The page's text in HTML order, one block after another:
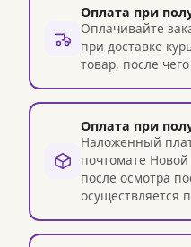
Оплата при
Оплачивайте
при доставке
товар, после
Оплата при
Наложенный
почтомате
после осмотра
осуществляется